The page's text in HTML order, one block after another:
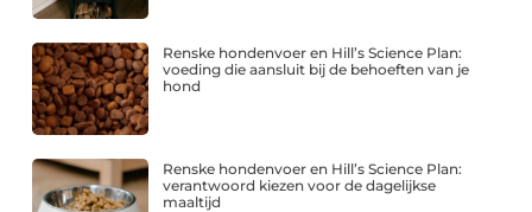
Renske hondenvoer en Hill’s Science Plan:
voeding die aansluit bij de behoeften van je
hond
Renske hondenvoer en Hill’s Science Plan:
verantwoord kiezen voor de dagelijkse
maaltijd